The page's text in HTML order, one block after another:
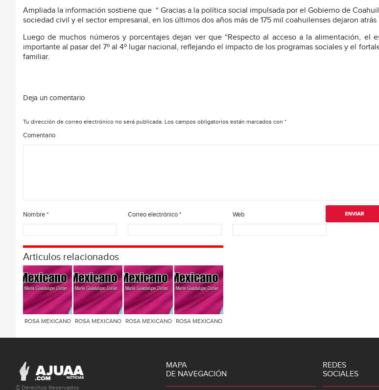
Ampliada la información sostiene que “ Gracias a la política social impulsada por el Gobierno de
sociedad civil y el sector empresarial, en los últimos dos años más de 175 mil coahuilenses dejaron atrás
Luego de muchos números y porcentajes dejan ver que “Respecto al acceso a la alimentación, el
importante al pasar del 7º al 4º lugar nacional, reflejando el impacto de los programas sociales y el
familiar.
Deja un comentario
Tu dirección de correo electrónico no será publicada. Los campos obligatorios están marcados con *
Comentario
Nombre* Correo electrónico* Web
Articulos relacionados
ROSA MEXICANO ROSA MEXICANO ROSA MEXICANO ROSA MEXICANO
© Derechos Reservados
MAPA
DE NAVEGACIÓN
REDES
SOCIALES